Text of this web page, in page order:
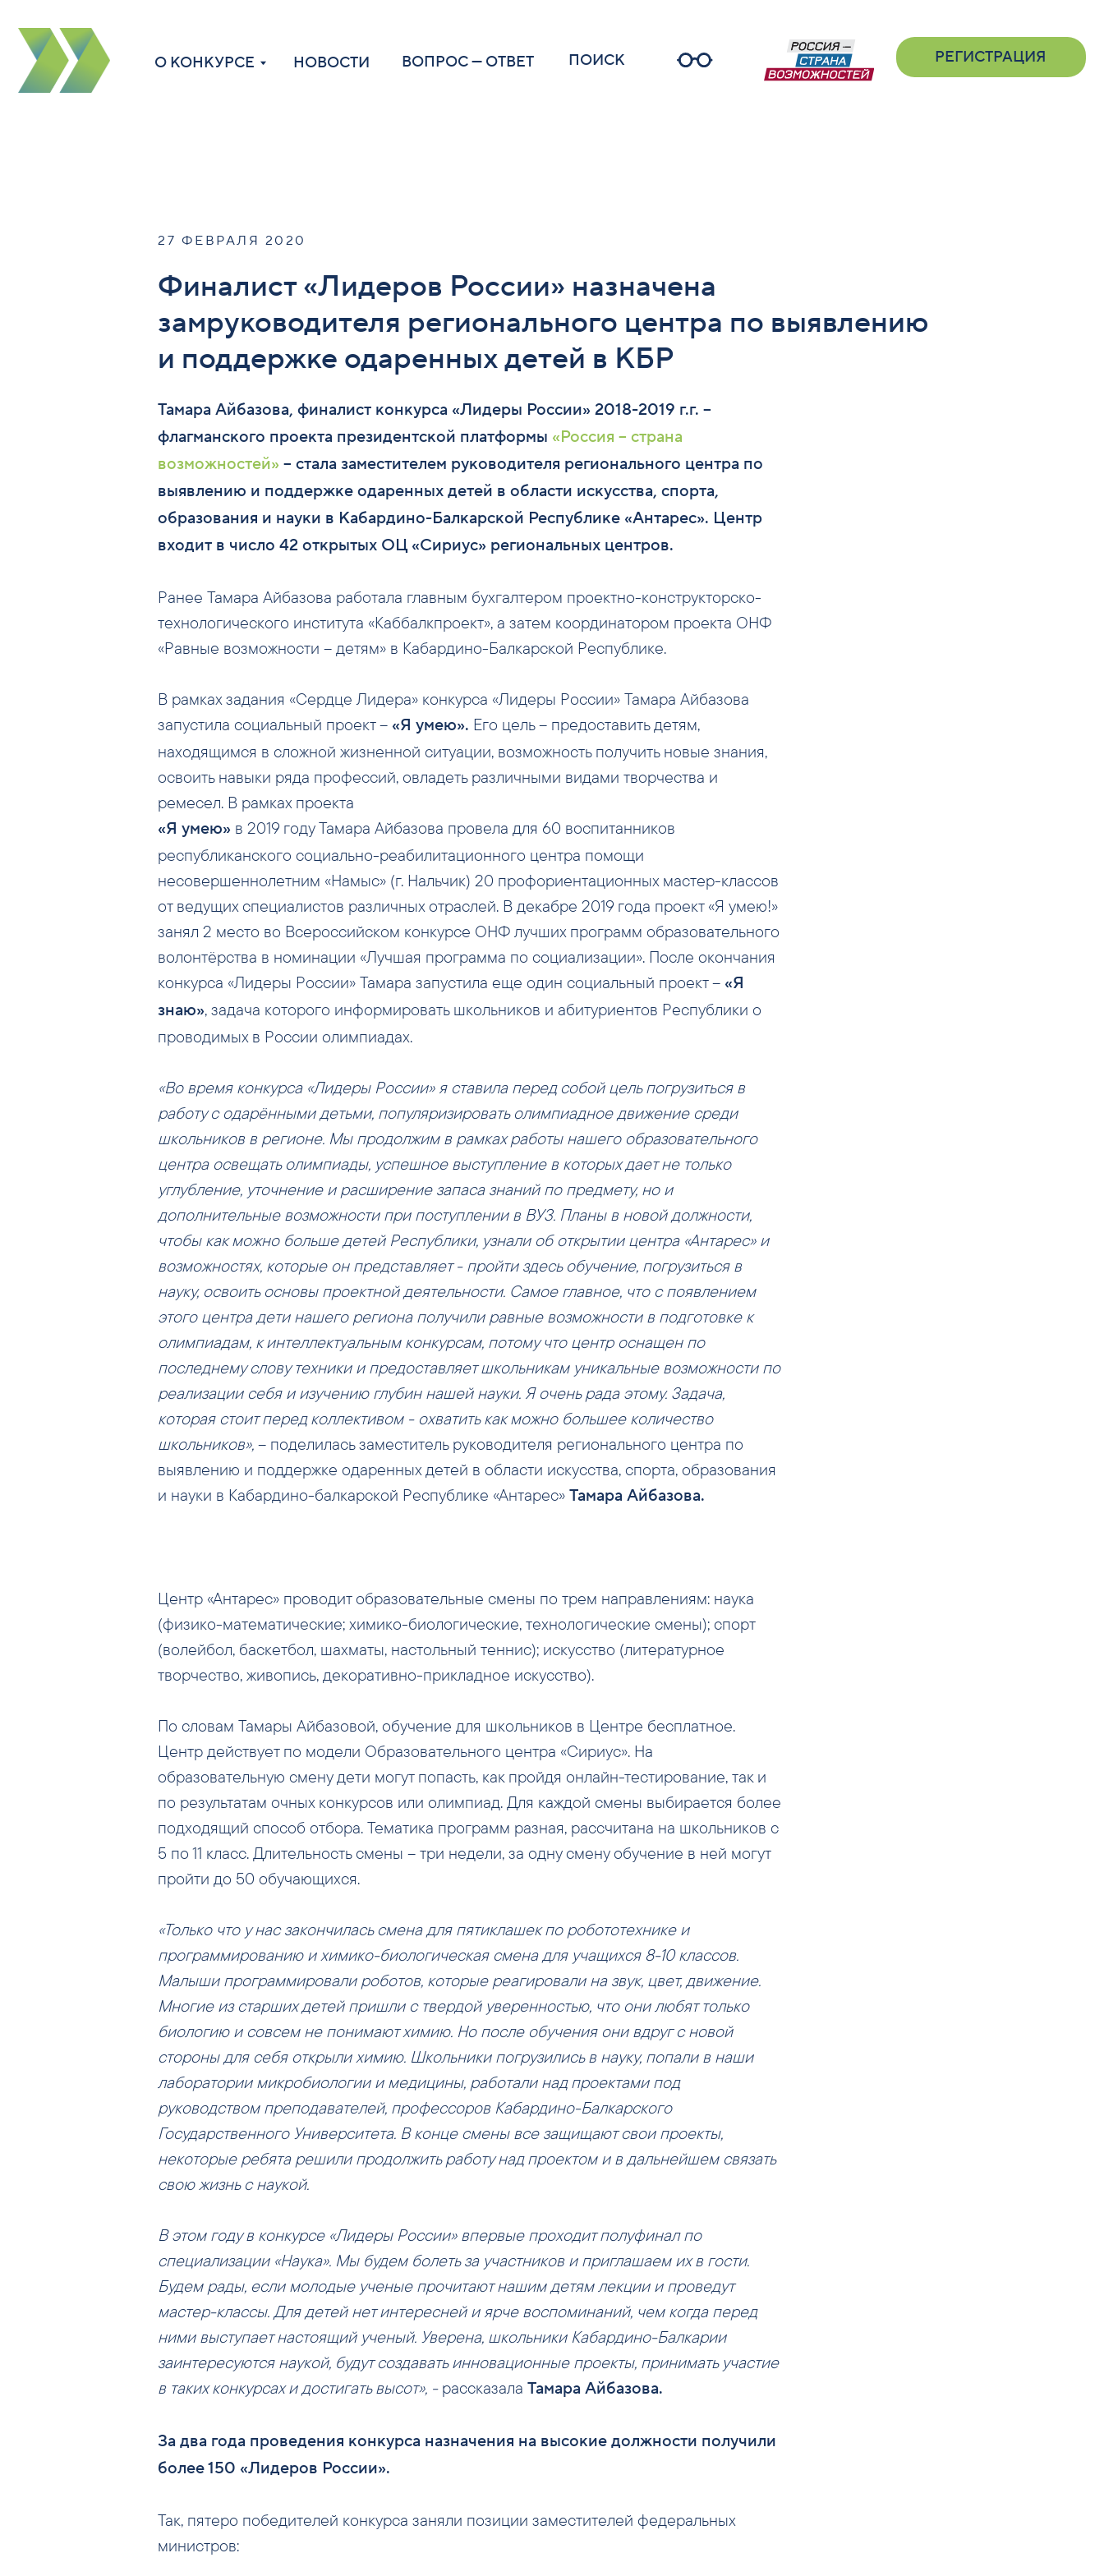
РЕГИСТРАЦИЯ
НОВОСТИ
О КОНКУРСЕ ВОПРОС — ОТВЕТ ПОИСК
27 ФЕВРАЛЯ 2020
Финалист «Лидеров России» назначена
замруководителя регионального центра по выявлению
и поддержке одаренных детей в КБР
Тамара Айбазова, финалист конкурса «Лидеры России» 2018-2019 г.г. –
флагманского проекта президентской платформы «Россия – страна
возможностей» – стала заместителем руководителя регионального центра по
выявлению и поддержке одаренных детей в области искусства, спорта,
образования и науки в Кабардино-Балкарской Республике «Антарес». Центр
входит в число 42 открытых ОЦ «Сириус» региональных центров.
Ранее Тамара Айбазова работала главным бухгалтером проектно-конструкторско-
технологического института «Каббалкпроект», а затем координатором проекта ОНФ
«Равные возможности – детям» в Кабардино-Балкарской Республике.
В рамках задания «Сердце Лидера» конкурса «Лидеры России» Тамара Айбазова
запустила социальный проект – «Я умею». Его цель – предоставить детям,
находящимся в сложной жизненной ситуации, возможность получить новые знания,
освоить навыки ряда профессий, овладеть различными видами творчества и
ремесел. В рамках проекта
«Я умею» в 2019 году Тамара Айбазова провела для 60 воспитанников
республиканского социально-реабилитационного центра помощи
несовершеннолетним «Намыс» (г. Нальчик) 20 профориентационных мастер-классов
от ведущих специалистов различных отраслей. В декабре 2019 года проект «Я умею!»
занял 2 место во Всероссийском конкурсе ОНФ лучших программ образовательного
волонтёрства в номинации «Лучшая программа по социализации». После окончания
конкурса «Лидеры России» Тамара запустила еще один социальный проект – «Я
знаю», задача которого информировать школьников и абитуриентов Республики о
проводимых в России олимпиадах.
«Во время конкурса «Лидеры России» я ставила перед собой цель погрузиться в
работу с одарёнными детьми, популяризировать олимпиадное движение среди
школьников в регионе. Мы продолжим в рамках работы нашего образовательного
центра освещать олимпиады, успешное выступление в которых дает не только
углубление, уточнение и расширение запаса знаний по предмету, но и
дополнительные возможности при поступлении в ВУЗ. Планы в новой должности,
чтобы как можно больше детей Республики, узнали об открытии центра «Антарес» и
возможностях, которые он представляет - пройти здесь обучение, погрузиться в
науку, освоить основы проектной деятельности. Самое главное, что с появлением
этого центра дети нашего региона получили равные возможности в подготовке к
олимпиадам, к интеллектуальным конкурсам, потому что центр оснащен по
последнему слову техники и предоставляет школьникам уникальные возможности по
реализации себя и изучению глубин нашей науки. Я очень рада этому. Задача,
которая стоит перед коллективом - охватить как можно большее количество
школьников», – поделилась заместитель руководителя регионального центра по
выявлению и поддержке одаренных детей в области искусства, спорта, образования
и науки в Кабардино-балкарской Республике «Антарес» Тамара Айбазова.
Центр «Антарес» проводит образовательные смены по трем направлениям: наука
(физико-математические; химико-биологические, технологические смены); спорт
(волейбол, баскетбол, шахматы, настольный теннис); искусство (литературное
творчество, живопись, декоративно-прикладное искусство).
По словам Тамары Айбазовой, обучение для школьников в Центре бесплатное.
Центр действует по модели Образовательного центра «Сириус». На
образовательную смену дети могут попасть, как пройдя онлайн-тестирование, так и
по результатам очных конкурсов или олимпиад. Для каждой смены выбирается более
подходящий способ отбора. Тематика программ разная, рассчитана на школьников с
5 по 11 класс. Длительность смены – три недели, за одну смену обучение в ней могут
пройти до 50 обучающихся.
«Только что у нас закончилась смена для пятиклашек по робототехнике и
программированию и химико-биологическая смена для учащихся 8-10 классов.
Малыши программировали роботов, которые реагировали на звук, цвет, движение.
Многие из старших детей пришли с твердой уверенностью, что они любят только
биологию и совсем не понимают химию. Но после обучения они вдруг с новой
стороны для себя открыли химию. Школьники погрузились в науку, попали в наши
лаборатории микробиологии и медицины, работали над проектами под
руководством преподавателей, профессоров Кабардино-Балкарского
Государственного Университета. В конце смены все защищают свои проекты,
некоторые ребята решили продолжить работу над проектом и в дальнейшем связать
свою жизнь с наукой.
В этом году в конкурсе «Лидеры России» впервые проходит полуфинал по
специализации «Наука». Мы будем болеть за участников и приглашаем их в гости.
Будем рады, если молодые ученые прочитают нашим детям лекции и проведут
мастер-классы. Для детей нет интересней и ярче воспоминаний, чем когда перед
ними выступает настоящий ученый. Уверена, школьники Кабардино-Балкарии
заинтересуются наукой, будут создавать инновационные проекты, принимать участие
в таких конкурсах и достигать высот», -рассказала Тамара Айбазова.
За два года проведения конкурса назначения на высокие должности получили
более 150 «Лидеров России».
Так, пятеро победителей конкурса заняли позиции заместителей федеральных
министров: